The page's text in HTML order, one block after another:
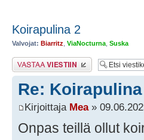
Koirapulina 2
Valvojat: Biarritz ViaNocturna Suska
Lähetä vastaus
Re:
Kirjoittaja Mea»
Onpas teillä ollut